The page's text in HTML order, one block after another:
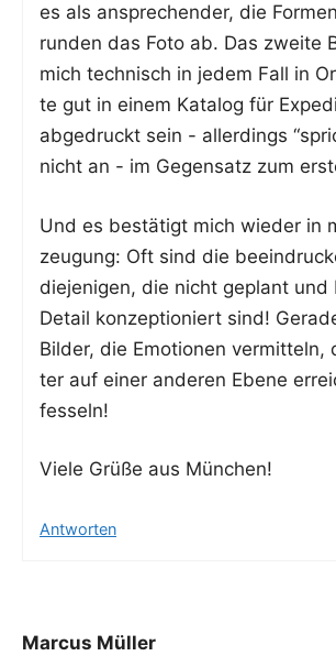
es als anspre­chen­der, die
run­den das Foto ab. Das zwei­te
mich tech­nisch in jedem Fall in
te gut in einem Kata­log für
abge­druckt sein - aller­dings
nicht an - im Gegen­satz zum
Und es bestä­tigt mich wie­der in
zeu­gung: Oft sind die
die­je­ni­gen, die nicht geplant und
Detail kon­zep­tio­niert sind!
Bil­der, die Emo­tio­nen
ter auf einer ande­ren Ebe­ne
fesseln!
Vie­le Grü­ße aus München!
Antworten
Marcus Müller